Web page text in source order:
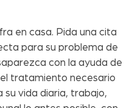
en casa. Pida una cita
para su problema de
con la ayuda de
tratamiento necesario
su vida diaria, trabajo,